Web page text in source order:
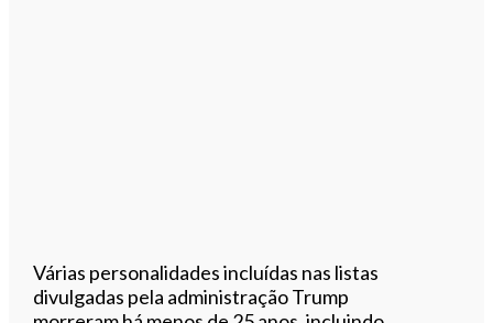
Várias personalidades incluídas nas listas
divulgadas pela administração Trump